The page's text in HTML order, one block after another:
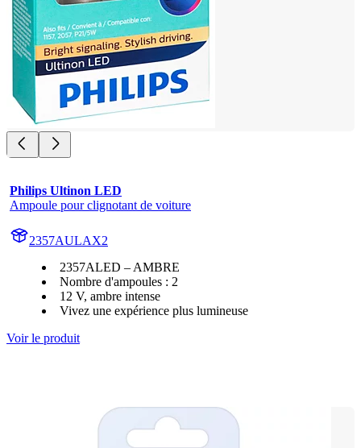
Philips Ultinon LED
Ampoule pour clignotant de voiture
2357AULAX2
2357ALED – AMBRE
Nombre d'ampoules : 2
12 V, ambre intense
Vivez une expérience plus lumineuse
Voir le produit